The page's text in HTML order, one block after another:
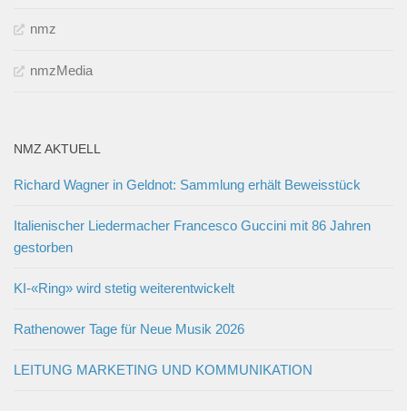
nmz
nmzMedia
NMZ AKTUELL
Richard Wagner in Geldnot: Sammlung erhält Beweisstück
Italienischer Liedermacher Francesco Guccini mit 86 Jahren
gestorben
KI-«Ring» wird stetig weiterentwickelt
Rathenower Tage für Neue Musik 2026
LEITUNG MARKETING UND KOMMUNIKATION